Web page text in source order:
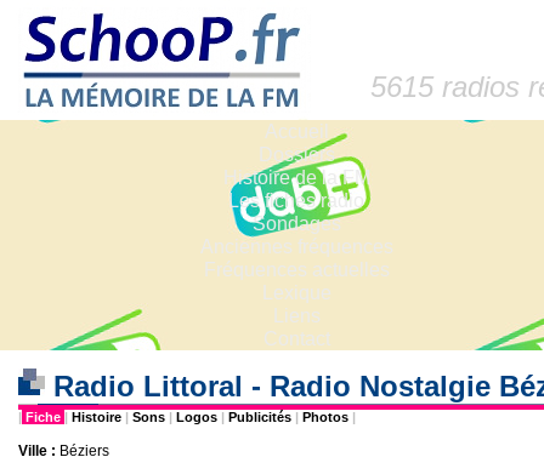
5615 radios
Accueil
Dossiers
Histoire de la FM
Les fiches radio
Sondages
Anciennes fréquences
Fréquences actuelles
Lexique
Liens
Contact
Radio Littoral - Radio Nostalgie
| Fiche | Histoire | Sons | Logos | Publicités | Photos |
Ville : Béziers